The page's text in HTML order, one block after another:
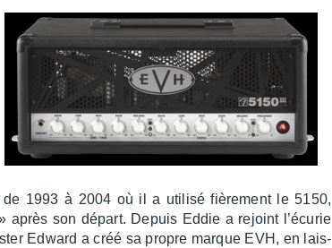
1993 à 2004 où il a utilisé fière­ment le 5150,
après son départ. Depuis Eddie a rejoint l’écu­rie
Edward a créé sa propre marque EVH, en lais­